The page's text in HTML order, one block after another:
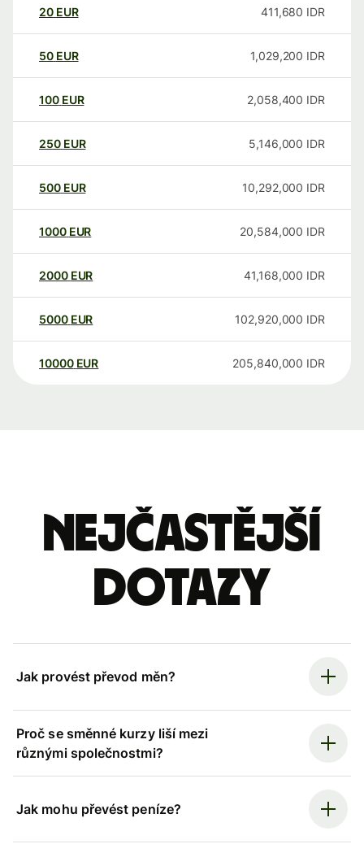
20 EUR 411,680 IDR
50 EUR 1,029,200 IDR
100 EUR 2,058,400 IDR
250 EUR 5,146,000 IDR
500 EUR 10,292,000 IDR
1000 EUR 20,584,000 IDR
2000 EUR 41,168,000 IDR
5000 EUR 102,920,000 IDR
10000 EUR 205,840,000 IDR
Nejčastější
dotazy
Jak provést převod měn?
Proč se směnné kurzy liší mezi
různými společnostmi?
Jak mohu převést peníze?